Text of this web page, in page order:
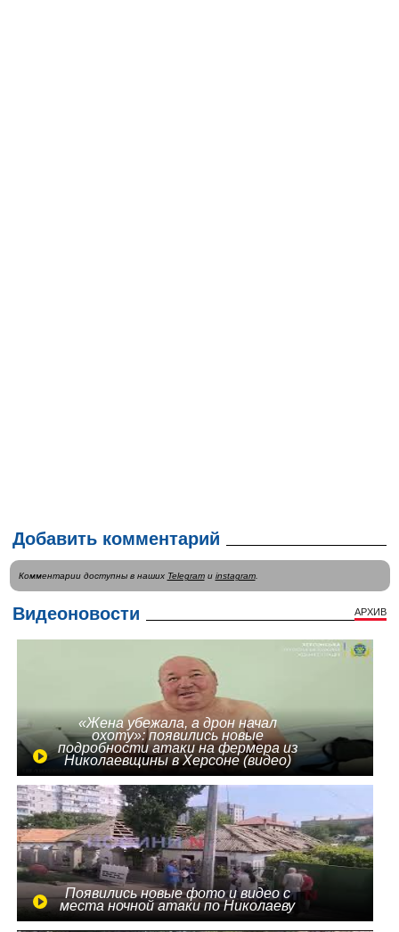
Добавить комментарий
Комментарии доступны в наших Telegramи instagram.
Видеоновости АРХИВ
«Жена убежала, а дрон начал
охоту»: появились новые
подробности атаки на фермера из
Николаевщины в Херсоне (видео)
Появились новые фото и видео с
места ночной атаки по Николаеву